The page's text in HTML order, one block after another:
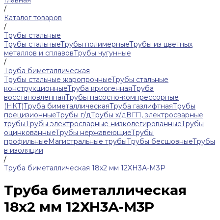
/
Каталог товаров
/
Трубы стальные
Трубы стальныеТрубы полимерныеТрубы из цветных
металлов и сплавовТрубы чугунные
/
Труба биметаллическая
Трубы стальные жаропрочныеТрубы стальные
конструкционныеТруба криогеннаяТруба
восстановленнаяТрубы насосно-компрессорные
(НКТ)Труба биметаллическаяТруба газлифтнаяТрубы
прецизионныеТрубы г/дТрубы х/дВГП, электросварные
трубыТрубы электросварные низколегированныеТрубы
оцинкованныеТрубы нержавеющиеТрубы
профильныеМагистральные трубыТрубы бесшовныеТрубы
в изоляции
/
Труба биметаллическая 18х2 мм 12ХН3А-М3Р
Труба биметаллическая
18х2 мм 12ХН3А-М3Р